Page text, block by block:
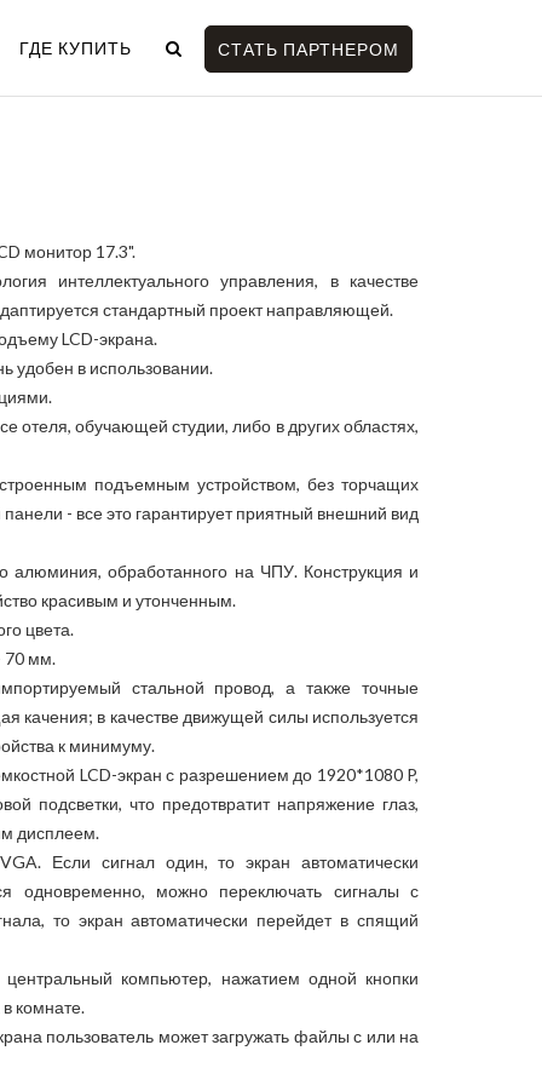
ГДЕ КУПИТЬ СТАТЬ ПАРТНЕРОМ
монитор 17.3".
интеллектуального управления, в качестве
стандартный проект направляющей.
LCD-экрана.
удобен в использовании.
обучающей студии, либо в других областях,
подъемным устройством, без торчащих
- все это гарантирует приятный внешний вид
алюминия, обработанного на ЧПУ. Конструкция и
красивым и утонченным.
цвета.
70 мм.
стальной провод, а также точные
в качестве движущей силы используется
к минимуму.
LCD-экран с разрешением до 1920*1080 P,
подсветки, что предотвратит напряжение глаз,
дисплеем.
Если сигнал один, то экран автоматически
одновременно, можно переключать сигналы с
то экран автоматически перейдет в спящий
центральный компьютер, нажатием одной кнопки
комнате.
пользователь может загружать файлы с или на